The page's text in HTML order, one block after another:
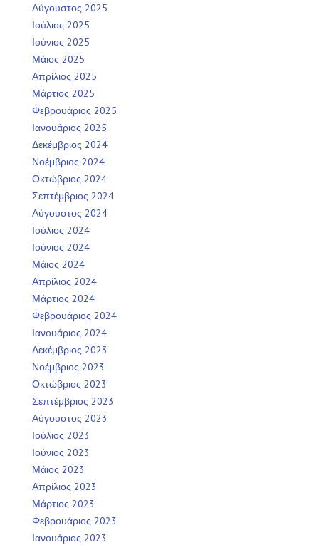
Αύγουστος 2025
Ιούλιος 2025
Ιούνιος 2025
Μάιος 2025
Απρίλιος 2025
Μάρτιος 2025
Φεβρουάριος 2025
Ιανουάριος 2025
Δεκέμβριος 2024
Νοέμβριος 2024
Οκτώβριος 2024
Σεπτέμβριος 2024
Αύγουστος 2024
Ιούλιος 2024
Ιούνιος 2024
Μάιος 2024
Απρίλιος 2024
Μάρτιος 2024
Φεβρουάριος 2024
Ιανουάριος 2024
Δεκέμβριος 2023
Νοέμβριος 2023
Οκτώβριος 2023
Σεπτέμβριος 2023
Αύγουστος 2023
Ιούλιος 2023
Ιούνιος 2023
Μάιος 2023
Απρίλιος 2023
Μάρτιος 2023
Φεβρουάριος 2023
Ιανουάριος 2023